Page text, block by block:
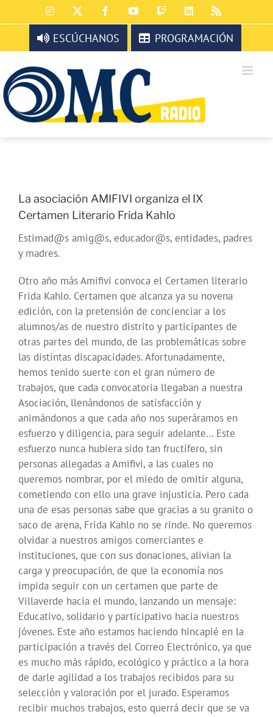
al
contenido
Instagram FacebookYouTubeTwitchLinkedIn
ESCÚCHANOS PROGRAMACIÓN
La asociación AMIFIVI organiza el IX
Certamen Literario Frida Kahlo
Estimad@s amig@s, educador@s, entidades, padres
y madres.
Otro año más Amifivi convoca el Certamen literario
Frida Kahlo. Certamen que alcanza ya su novena
edición, con la pretensión de concienciar a los
alumnos/as de nuestro distrito y participantes de
otras partes del mundo, de las problemáticas sobre
las distintas discapacidades. Afortunadamente,
hemos tenido suerte con el gran número de
trabajos, que cada convocatoria llegaban a nuestra
Asociación, llenándonos de satisfacción y
animándonos a que cada año nos superáramos en
esfuerzo y diligencia, para seguir adelante… Este
esfuerzo nunca hubiera sido tan fructífero, sin
personas allegadas a Amifivi, a las cuales no
queremos nombrar, por el miedo de omitir alguna,
cometiendo con ello una grave injusticia. Pero cada
una de esas personas sabe que gracias a su granito o
saco de arena, Frida Kahlo no se rinde. No queremos
olvidar a nuestros amigos comerciantes e
instituciones, que con sus donaciones, alivian la
carga y preocupación, de que la economía nos
impida seguir con un certamen que parte de
Villaverde hacia el mundo, lanzando un mensaje:
Educativo, solidario y participativo hacia nuestros
jóvenes. Este año estamos haciendo hincapié en la
participación a través del Correo Electrónico, ya que
es mucho más rápido, ecológico y práctico a la hora
de darle agilidad a los trabajos recibidos para su
selección y valoración por el jurado. Esperamos
recibir muchos trabajos, esto querrá decir que se va